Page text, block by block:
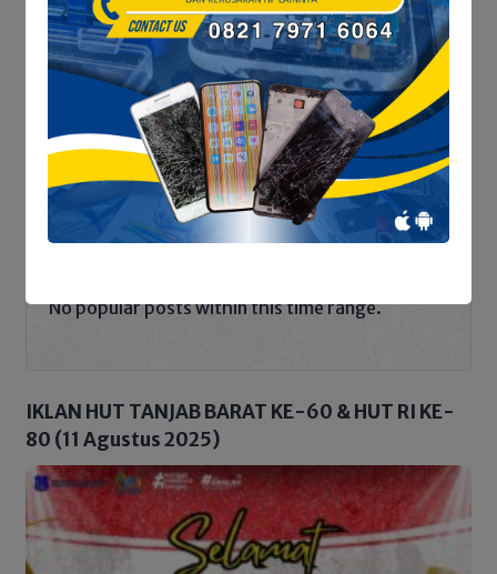
Perlindungan Ruang
Hidup Warga Aurkenali
Penelusuran Dua Hari,
FAJI Tanjab Barat &
MAPALA Data Potensi
Sungai Tembulun
No popular posts within this time range.
IKLAN HUT TANJAB BARAT KE-60 & HUT RI KE-
80 (11 Agustus 2025)